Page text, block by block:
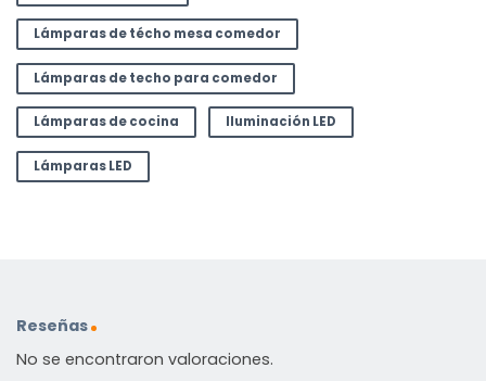
Lámparas de técho mesa comedor
Lámparas de techo para comedor
Lámparas de cocina Iluminación LED
Lámparas LED
Reseñas
No se encontraron valoraciones.